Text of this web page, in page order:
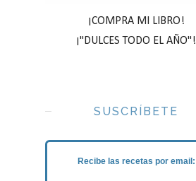
¡COMPRA MI LIBRO!
¡"DULCES TODO EL AÑO"!
SUSCRÍBETE
Recibe las recetas por email: